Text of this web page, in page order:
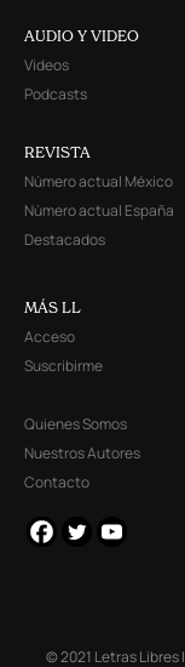
AUDIO Y VIDEO
Videos
Podcasts
REVISTA
Número actual México
Número actual España
Destacados
MÁS LL
Acceso
Suscribirme
Quienes Somos
Nuestros Autores
Contacto
© 2021 Letras Libres |